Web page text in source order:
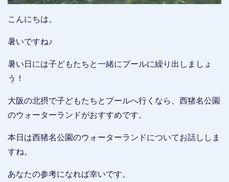
こんにちは。
暑いですね♪
暑い日には子どもたちと一緒にプールに繰り出しましょ
う！
大阪の北摂で子どもたちとプールへ行くなら、西猪名公園
のウォーターランドがおすすめです。
本日は西猪名公園のウォーターランドについてお話ししま
すね。
あなたの参考になれば幸いです。